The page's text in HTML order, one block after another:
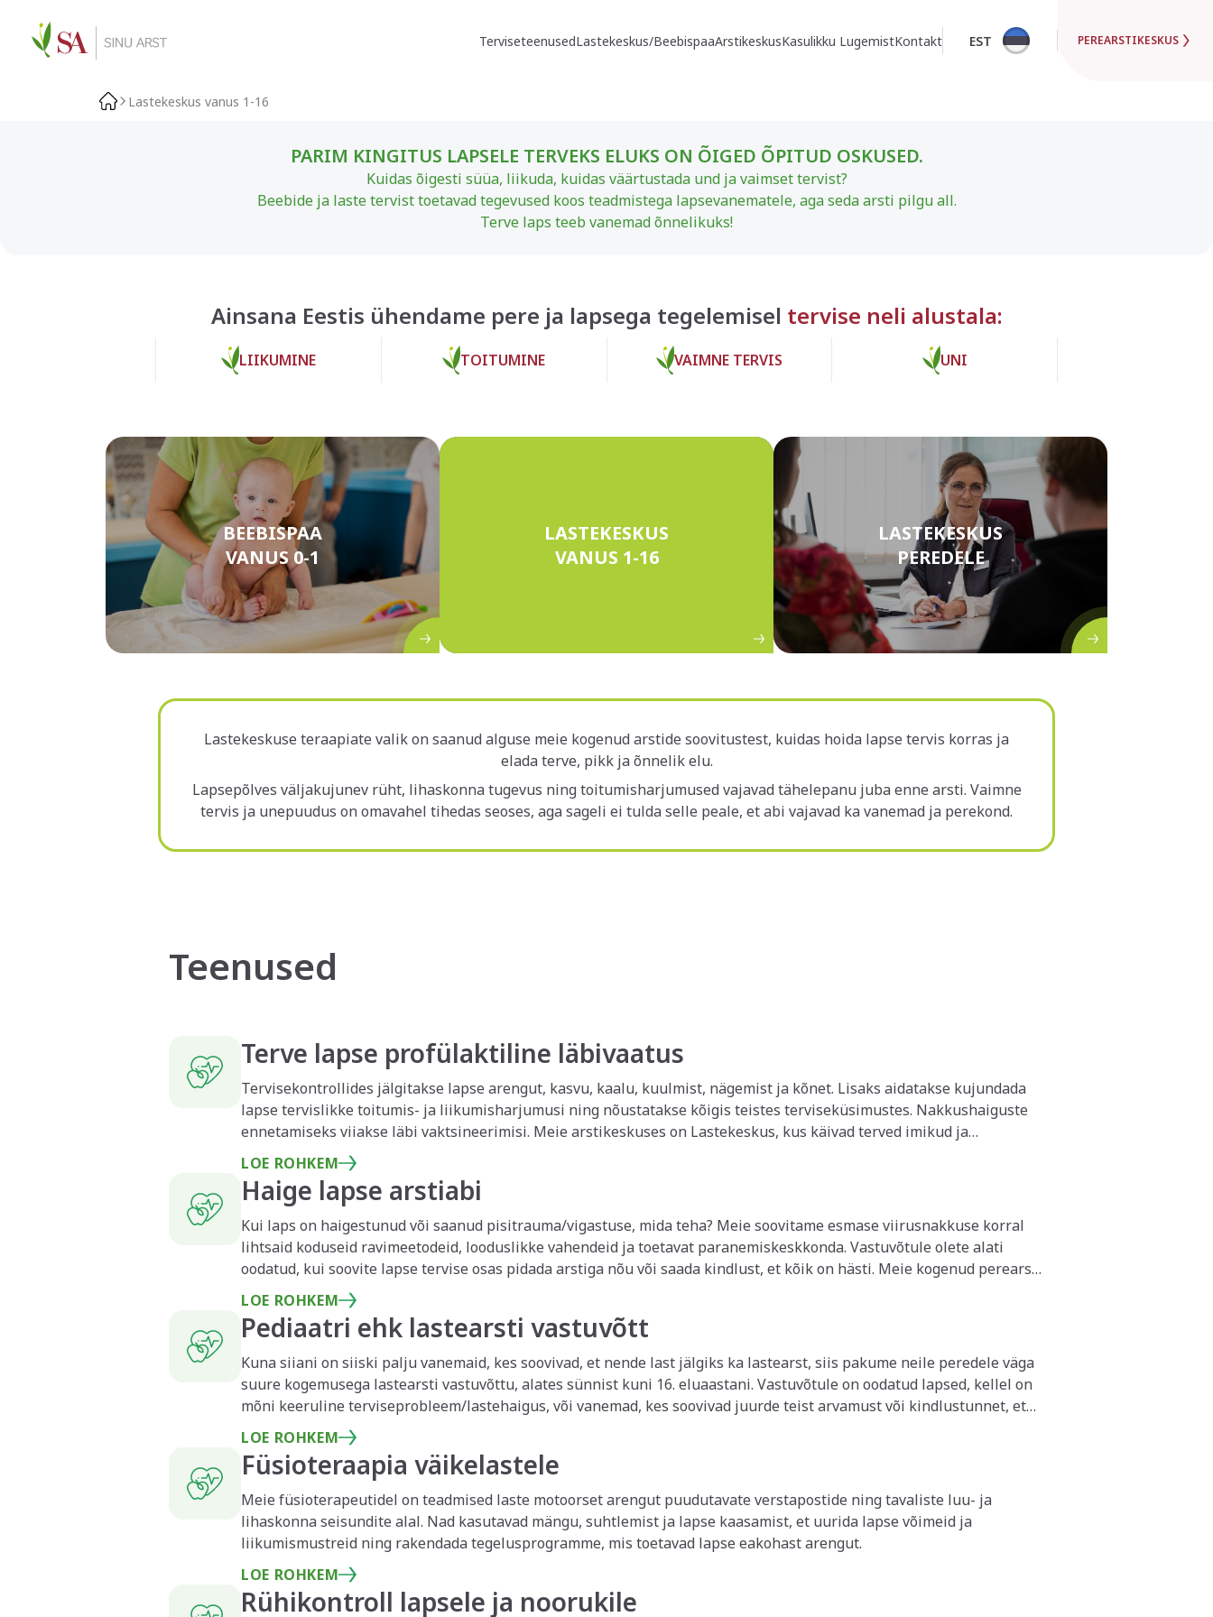
TerviseteenusedLastekeskus/BeebispaaArstikeskusKasulikku LugemistKontakt EST PEREARSTIKESKUS
Lastekeskus vanus 1-16
PARIM KINGITUS LAPSELE TERVEKS ELUKS ON ÕIGED ÕPITUD OSKUSED.
Kuidas õigesti süüa, liikuda, kuidas väärtustada und ja vaimset tervist?
Beebide ja laste tervist toetavad tegevused koos teadmistega lapsevanematele, aga seda arsti pilgu all.
Terve laps teeb vanemad õnnelikuks!
Ainsana Eestis ühendame pere ja lapsega tegelemisel tervise neli alustala:
LIIKUMINE TOITUMINE VAIMNE TERVIS UNI
BEEBISPAA
VANUS 0-1
LASTEKESKUS
VANUS 1-16
LASTEKESKUS
PEREDELE
Lastekeskuse teraapiate valik on saanud alguse meie kogenud arstide soovitustest, kuidas hoida lapse tervis korras ja
elada terve, pikk ja õnnelik elu.
Lapsepõlves väljakujunev rüht, lihaskonna tugevus ning toitumisharjumused vajavad tähelepanu juba enne arsti. Vaimne
tervis ja unepuudus on omavahel tihedas seoses, aga sageli ei tulda selle peale, et abi vajavad ka vanemad ja perekond.
Teenused
Terve lapse profülaktiline läbivaatus
Tervisekontrollides jälgitakse lapse arengut, kasvu, kaalu, kuulmist, nägemist ja kõnet. Lisaks aidatakse kujundada
lapse tervislikke toitumis- ja liikumisharjumusi ning nõustatakse kõigis teistes terviseküsimustes. Nakkushaiguste
ennetamiseks viiakse läbi vaktsineerimisi. Meie arstikeskuses on Lastekeskus, kus käivad terved imikud ja
väikelapsed profülaktilistes tervisekontrollides. See on eraldi mängualaga tsoon ning seal on olemas ka hubane ruum
beebi toitmiseks. Siiski palume haige või haiguskahtlase lapsega sellesse tsooni mitte tulla, et nakkust mitte levitada.
Juhul, kui laps on haigestunud, aga teil on pandud aeg terve lapse läbivaatuseks Lastekeskusesse, palume meid
sellest koheselt telefoni või meili teel informeerida. Leiame siis sobiva lahenduse, näiteks kutsudes lapse vastuvõtule
arstikeskuse teise kabinetti täiskasvanute alale või nõustades telefoni teel. Samuti palume lastekeskusesse mitte
kaasa võtta tõbiseid väikeseid õdesid või vendi. Palume seda soovitust austada, et kaitsta terveid lapsi.Kestvus:30
min, kui soovite pikemat vastuvõttu, palume broneerida mitu aega.
LOE ROHKEM
Haige lapse arstiabi
Kui laps on haigestunud või saanud pisitrauma/vigastuse, mida teha? Meie soovitame esmase viirusnakkuse korral
lihtsaid koduseid ravimeetodeid, looduslikke vahendeid ja toetavat paranemiskeskkonda. Vastuvõtule olete alati
oodatud, kui soovite lapse tervise osas pidada arstiga nõu või saada kindlust, et kõik on hästi. Meie kogenud perearst
määrab kiirteste ja vereproove kohapeal ning aitab valida turvalise ravitaktika. Traumade ja vigastuste korral saab
haav korrektselt puhastatud ja seotud, lisaks soovitused paranemiseks. Vajadusel suuname röntgenisse.
Vastuvõtuaega broneerides tuleb kindlasti öelda, et lapsel on tekkinud haigusnähud, nii ei suunata teid tervete laste
keskusesse, vaid meie arstikeskuse poolele.Kestvus: 30 min, kui soovite pikemat vastuvõttu, palume broneerida mitu
aega.
LOE ROHKEM
Pediaatri ehk lastearsti vastuvõtt
Kuna siiani on siiski palju vanemaid, kes soovivad, et nende last jälgiks ka lastearst, siis pakume neile peredele väga
suure kogemusega lastearsti vastuvõttu, alates sünnist kuni 16. eluaastani. Vastuvõtule on oodatud lapsed, kellel on
mõni keeruline terviseprobleem/lastehaigus, või vanemad, kes soovivad juurde teist arvamust või kindlustunnet, et
nende beebiga/väikelapsega/noorukiga on kõik korras. Sinu Arst Lastekeskuses töötab üle 30-aastase kogemusega
lastearst Dr. Karin Uibo.
LOE ROHKEM
Füsioteraapia väikelastele
Meie füsioterapeutidel on teadmised laste motoorset arengut puudutavate verstapostide ning tavaliste luu- ja
lihaskonna seisundite alal. Nad kasutavad mängu, suhtlemist ja lapse kaasamist, et uurida lapse võimeid ja
liikumismustreid ning rakendada tegelusprogramme, mis toetavad lapse eakohast arengut.
Levinud põhjused lapsega füsioterapeudi konsultatsioonile pöördumiseks:
Laps on kohmakas (nt pillab asju käest, koperdab tihti, ei mängi teiste lastega täpsust nõudvaid mänge)
Laps kõnnib kikivarvukil, varbad sisse või liiga välja pööratud
LOE ROHKEM
Rühikontroll lapsele ja noorukile